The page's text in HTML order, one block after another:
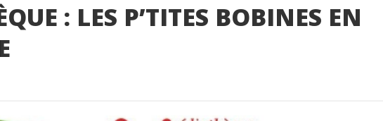
: LES P’TITES BOBINES EN